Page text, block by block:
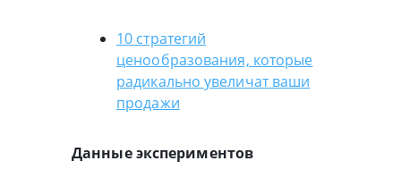
10 стратегий
ценообразования, которые
радикально увеличат ваши
продажи
Данные экспериментов